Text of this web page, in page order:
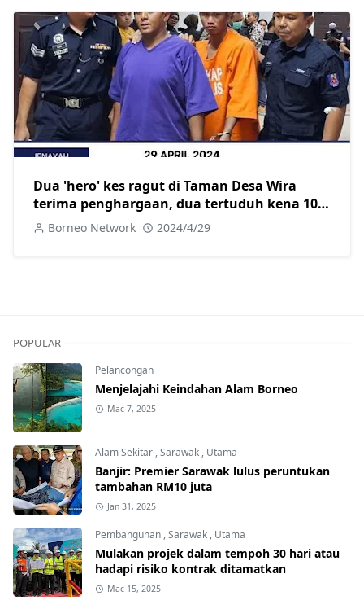
Dua 'hero' kes ragut di Taman Desa Wira
terima penghargaan, dua tertuduh kena 10
tahun penjara dan 10 sebatan
Borneo Network 2024/4/29
POPULAR
Pelancongan
Menjelajahi Keindahan Alam Borneo
Mac 7, 2025
Alam Sekitar ,Sarawak , Utama
Banjir: Premier Sarawak lulus peruntukan
tambahan RM10 juta
Jan 31, 2025
Pembangunan ,Sarawak , Utama
Mulakan projek dalam tempoh 30 hari atau
hadapi risiko kontrak ditamatkan
Mac 15, 2025